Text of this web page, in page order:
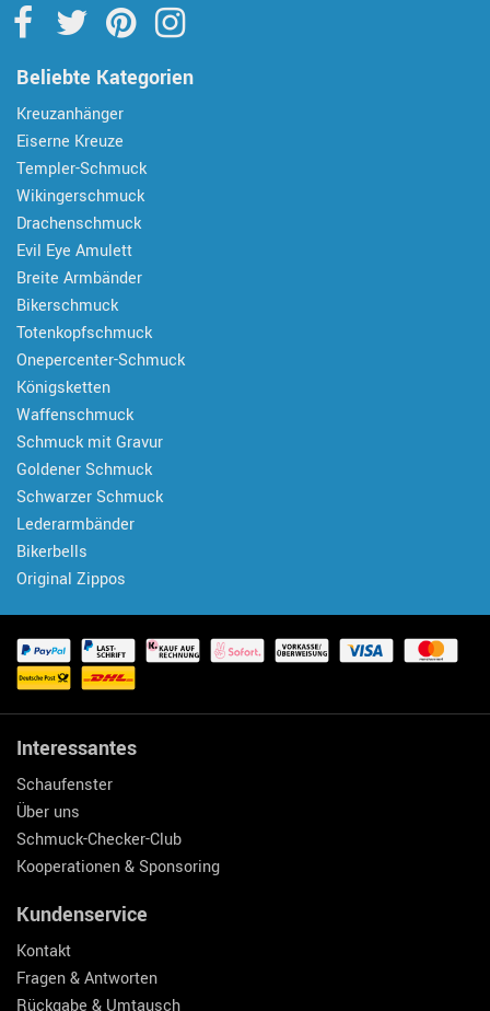
Beliebte Kategorien
Kreuzanhänger
Eiserne Kreuze
Templer-Schmuck
Wikingerschmuck
Drachenschmuck
Evil Eye Amulett
Breite Armbänder
Bikerschmuck
Totenkopfschmuck
Onepercenter-Schmuck
Königsketten
Waffenschmuck
Schmuck mit Gravur
Goldener Schmuck
Schwarzer Schmuck
Lederarmbänder
Bikerbells
Original Zippos
Interessantes
Schaufenster
Über uns
Schmuck-Checker-Club
Kooperationen & Sponsoring
Kundenservice
Kontakt
Fragen & Antworten
Rückgabe & Umtausch